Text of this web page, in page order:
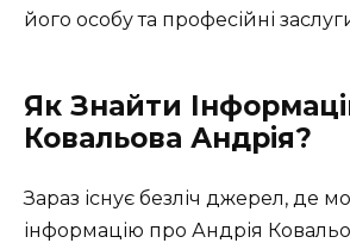
його особу та професійні
Як Знайти
Ковальова Андрія?
Зараз існує безліч джерел, де
інформацію про Андрія